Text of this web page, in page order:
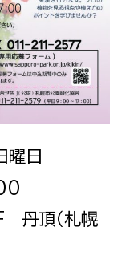
曜日
丹頂（札幌